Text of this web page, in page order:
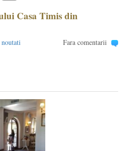
Casa Timis din
Fara comentarii